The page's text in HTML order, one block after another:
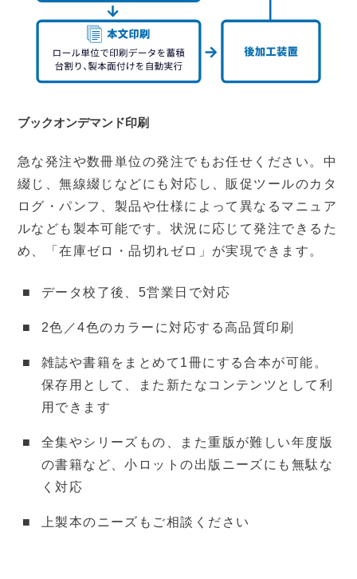
ブックオンデマンド印刷
急な発注や数冊単位の発注でもお任せください。中
綴じ、無線綴じなどにも対応し、販促ツールのカタ
ログ・パンフ、製品や仕様によって異なるマニュア
ルなども製本可能です。状況に応じて発注できるた
め、「在庫ゼロ・品切れゼロ」が実現できます。
データ校了後、5営業日で対応
2色／4色のカラーに対応する高品質印刷
雑誌や書籍をまとめて1冊にする合本が可能。
保存用として、また新たなコンテンツとして利
用できます
全集やシリーズもの、また重版が難しい年度版
の書籍など、小ロットの出版ニーズにも無駄な
く対応
上製本のニーズもご相談ください